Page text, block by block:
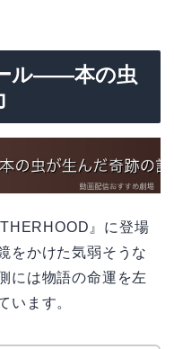
ル——本の虫
』に登場
をかけた気弱そうな
には物語の命運を左
います。